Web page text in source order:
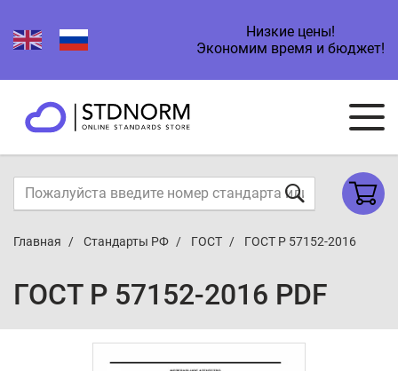
Низкие цены!
Экономим время и бюджет!
Главная Стандарты РФ ГОСТ ГОСТ Р 57152-2016
ГОСТ Р 57152-2016 PDF